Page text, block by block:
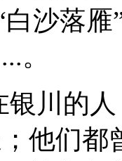
沙落
。
银川的
他们都